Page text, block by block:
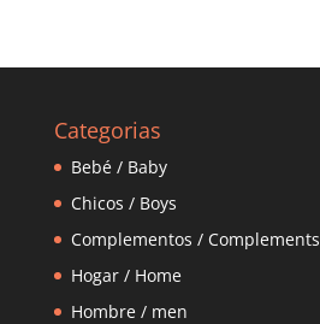
Categorias
Bebé / Baby
Chicos / Boys
Complementos / Complements
Hogar / Home
Hombre / men